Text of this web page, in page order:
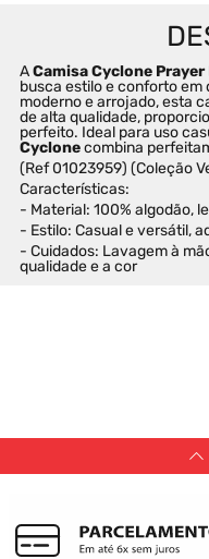
A Camisa Cyclone
busca estilo e conforto em
moderno e arrojado, esta
de alta qualidade,
perfeito. Ideal para uso
Cyclone combina
(Ref 01023959) (Coleção
Características:
- Material: 100% algodão,
- Estilo: Casual e versátil,
- Cuidados: Lavagem à
qualidade e a cor